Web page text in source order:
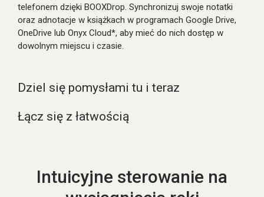
telefonem dzięki BOOXDrop. Synchronizuj swoje notatki
oraz adnotacje w książkach w programach Google Drive,
OneDrive lub Onyx Cloud*, aby mieć do nich dostęp w
dowolnym miejscu i czasie.
Dziel się pomysłami tu i teraz
Łącz się z łatwością
Intuicyjne sterowanie na